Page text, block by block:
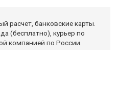
расчет, банковские карты.
(бесплатно), курьер по
компанией по России.